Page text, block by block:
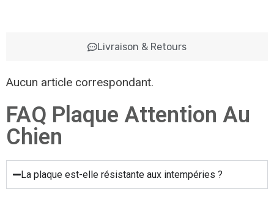
Livraison & Retours
Aucun article correspondant.
FAQ Plaque Attention Au
Chien
La plaque est-elle résistante aux intempéries ?